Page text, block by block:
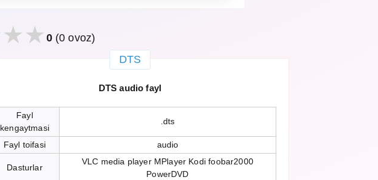
0(0 ovoz)
DTS
DTS audio fayl
Fayl
kengaytmasi
.dts
Fayl toifasi audio
Dasturlar
VLC media player MPlayer Kodi foobar2000
PowerDVD